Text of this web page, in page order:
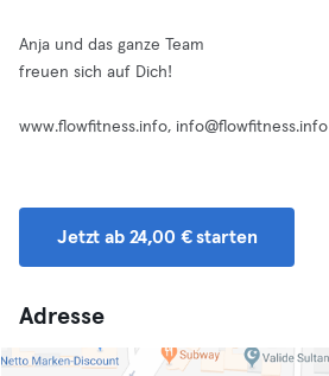
Anja und das ganze Team
freuen sich auf Dich!
www.flowfitness.info, info@flowfitness.info
Jetzt ab 24,00 € starten
Adresse